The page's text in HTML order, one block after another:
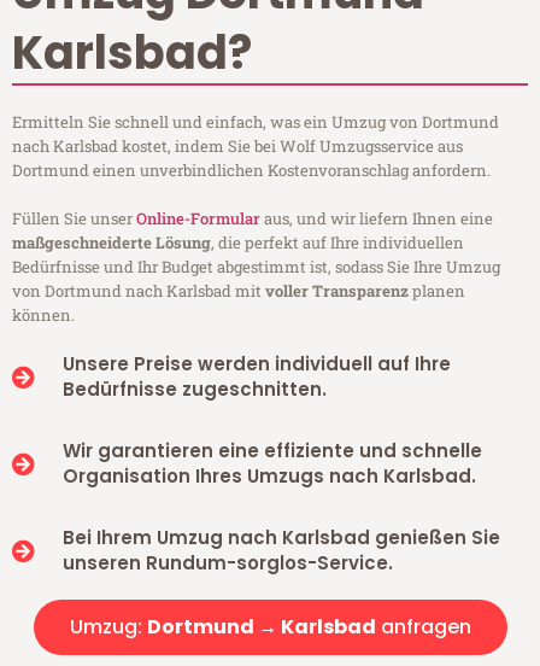
Karlsbad?
Ermitteln Sie schnell und einfach, was ein Umzug von Dortmund
nach Karlsbad kostet, indem Sie bei Wolf Umzugsservice aus
Dortmund einen unverbindlichen Kostenvoranschlag anfordern.
Füllen Sie unserOnline-Formularaus, und wir liefern Ihnen eine
maßgeschneiderte Lösung, die perfekt auf Ihre individuellen
Bedürfnisse und Ihr Budget abgestimmt ist, sodass Sie Ihre Umzug
von Dortmund nach Karlsbad mitvoller Transparenzplanen
können.
Unsere Preise werden individuell auf Ihre
Bedürfnisse zugeschnitten.
Wir garantieren eine effiziente und schnelle
Organisation Ihres Umzugs nach Karlsbad.
Bei Ihrem Umzug nach Karlsbad genießen Sie
unseren Rundum-sorglos-Service.
Umzug: Dortmund → Karlsbad anfragen